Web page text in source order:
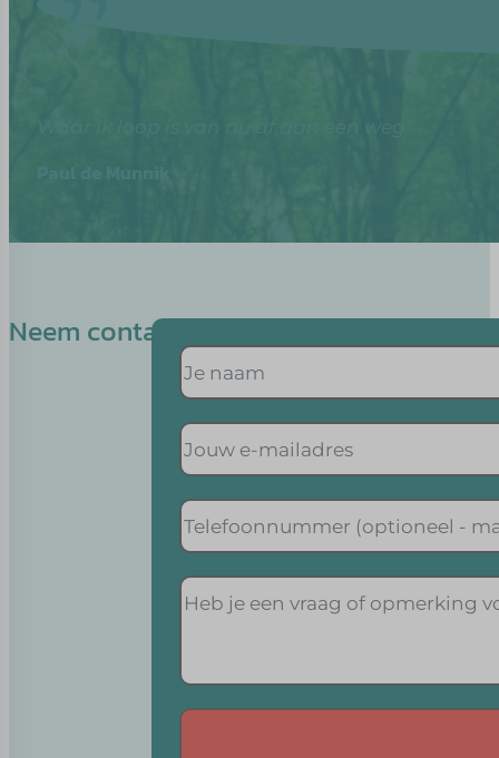
Neem contact op met Esther